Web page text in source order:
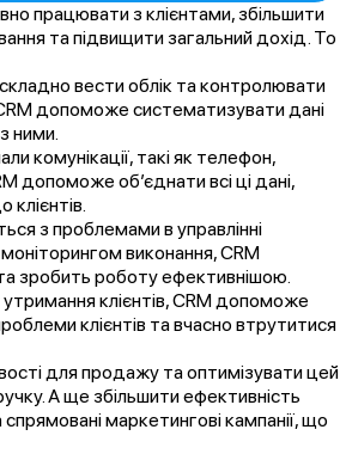
працювати з клієнтами, збільшити
та підвищити загальний дохід. То
вести облік та контролювати
допоможе систематизувати дані
ними.
комунікації, такі як телефон,
допоможе об’єднати всі ці дані,
з проблемами в управлінні
виконання, CRM
зробить роботу ефективнішою.
клієнтів, CRM допоможе
клієнтів та вчасно втрутитися
для продажу та оптимізувати цей
А ще збільшити ефективність
маркетингові кампанії, що